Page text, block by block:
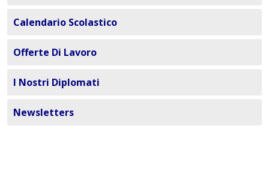
Calendario Scolastico
Offerte Di Lavoro
I Nostri Diplomati
Newsletters